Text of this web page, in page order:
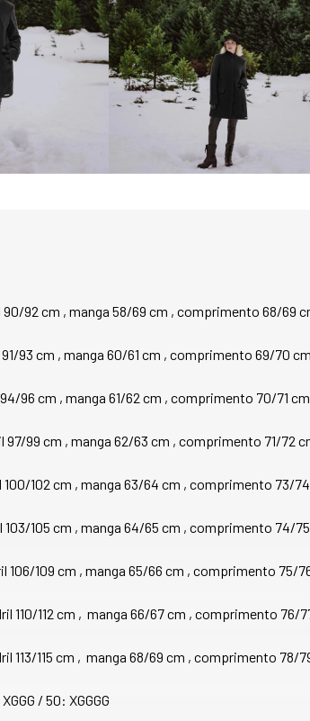
92 cm , manga 58/69 cm , comprimento 68/69
93 cm , manga 60/61 cm , comprimento 69/70
96 cm , manga 61/62 cm , comprimento 70/71
99 cm , manga 62/63 cm , comprimento 71/72
102 cm , manga 63/64 cm , comprimento 73/
105 cm , manga 64/65 cm , comprimento 74/
109 cm , manga 65/66 cm , comprimento 75/
110/112 cm ,  manga 66/67 cm , comprimento 76/
113/115 cm ,  manga 68/69 cm , comprimento 78/
/ 50: XGGGG